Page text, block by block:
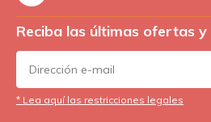
Reciba las últimas ofertas
* Lea aquí las restricciones legales